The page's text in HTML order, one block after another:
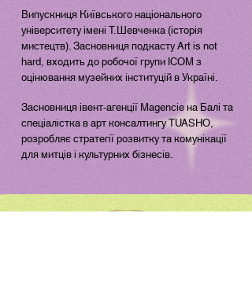
Випускниця Київського національного
університету імені Т.Шевченка (історія
мистецтв). Засновниця подкасту Art is not
hard, входить до робочої групи ICOM з
оцінювання музейних інституцій в Україні.
Засновниця івент-агенції Magencie на Балі та
спеціалістка в арт консалтингу TUASHО,
розробляє стратегії розвитку та комунікації
для митців і культурних бізнесів.